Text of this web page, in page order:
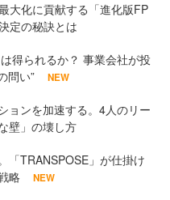
大化に貢献する「進化版FP
定の秘訣とは
得られるか？ 事業会社が投
問い”
NEW
ョンを加速する。4人のリー
壁」の壊し方
「TRANSPOSE」が仕掛け
略
NEW